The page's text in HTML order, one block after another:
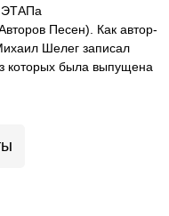
ЭТАПа
Песен). Как автор-
Шелег записал
которых была выпущена